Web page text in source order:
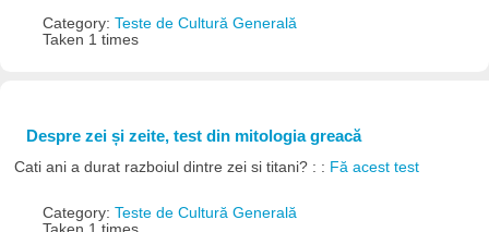
Category: Teste de Cultură Generală
Taken 1 times
Despre zei și zeite, test din mitologia greacă
Cati ani a durat razboiul dintre zei si titani? : : Fă acest test
Category: Teste de Cultură Generală